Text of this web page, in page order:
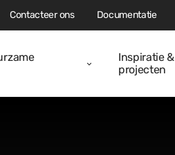
Inspiratie &
projecten
Contacteer ons Documentatie